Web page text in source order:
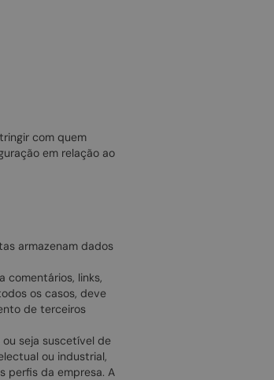
com quem
em relação ao
armazenam dados
comentários, links,
os casos, deve
de terceiros
seja suscetível de
ou industrial,
perfis da empresa. A